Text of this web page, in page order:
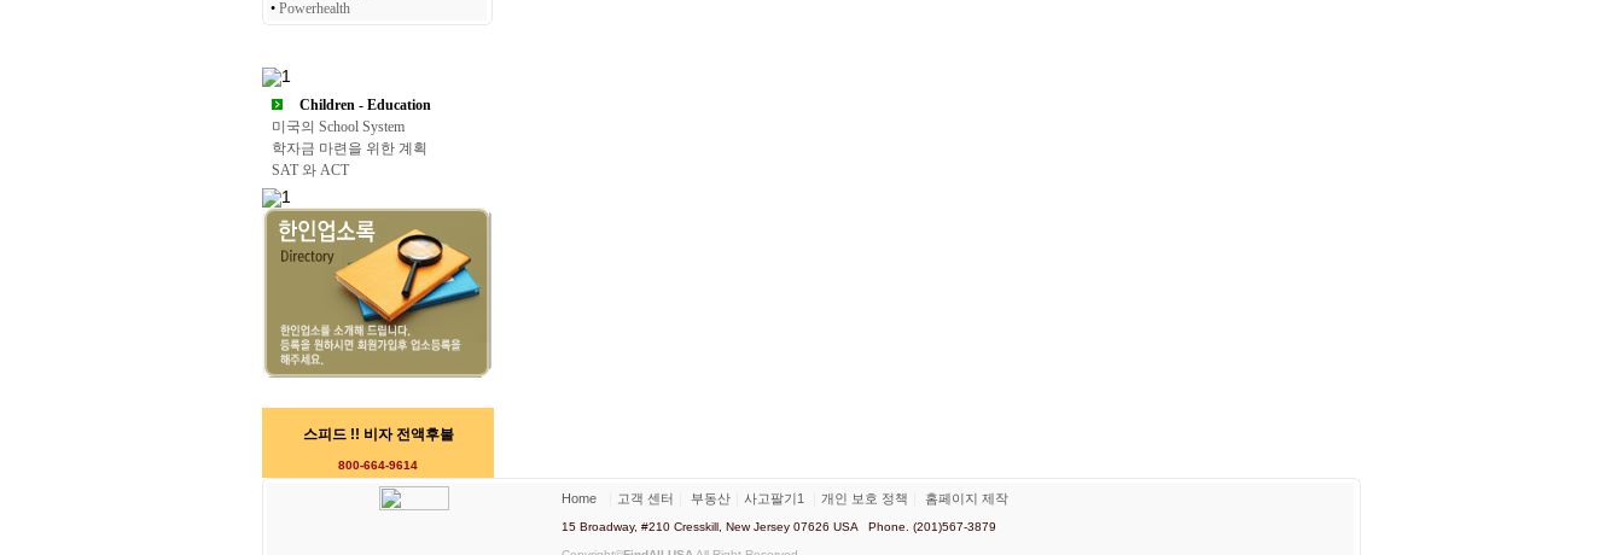
• Powerhealth
Children - Education
미국의 School System
학자금 마련을 위한 계획
SAT 와 ACT
스피드 !! 비자 전액후불
800-664-9614
Home 고객 센터 부동산 사고팔기1 개인 보호 정책 홈페이지 제작
15 Broadway, #210 Cresskill, New Jersey 07626 USA Phone. (201)567-3879